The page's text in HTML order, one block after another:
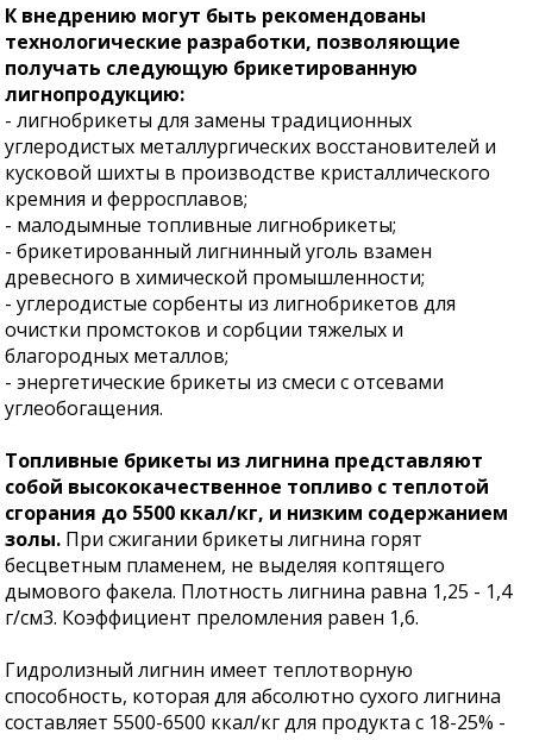
К внедрению могут быть рекомендованы
технологические разработки, позволяющие
получать следующую брикетированную
лигнопродукцию:
- лигнобрикеты для замены традиционных
углеродистых металлургических восстановителей и
кусковой шихты в производстве кристаллического
кремния и ферросплавов;
- малодымные топливные лигнобрикеты;
- брикетированный лигнинный уголь взамен
древесного в химической промышленности;
- углеродистые сорбенты из лигнобрикетов для
очистки промстоков и сорбции тяжелых и
благородных металлов;
- энергетические брикеты из смеси с отсевами
углеобогащения.
Топливные брикеты из лигнина представляют
собой высококачественное топливо с теплотой
сгорания до 5500 ккал/кг, и низким содержанием
золы. При сжигании брикеты лигнина горят
бесцветным пламенем, не выделяя коптящего
дымового факела. Плотность лигнина равна 1,25 - 1,4
г/см3. Коэффициент преломления равен 1,6.
Гидролизный лигнин имеет теплотворную
способность, которая для абсолютно сухого лигнина
составляет 5500-6500 ккал/кг для продукта с 18-25% -